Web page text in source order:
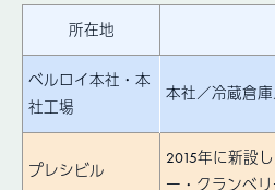
所在地
ベルロイ本社・本
社工場
本社／冷蔵倉
プレシビル
2015年に新設
ー・クランベ